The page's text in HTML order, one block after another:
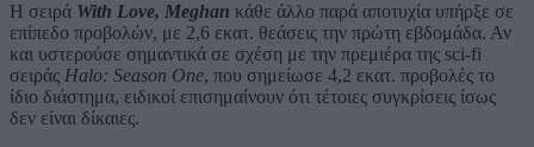
Η σειρά With Love, Meghan κάθε άλλο παρά αποτυχία υπήρξε σε
επίπεδο προβολών, με 2,6 εκατ. θεάσεις την πρώτη εβδομάδα. Αν
και υστερούσε σημαντικά σε σχέση με την πρεμιέρα της sci-fi
σειράς Halo: Season One, που σημείωσε 4,2 εκατ. προβολές το
ίδιο διάστημα, ειδικοί επισημαίνουν ότι τέτοιες συγκρίσεις ίσως
δεν είναι δίκαιες.